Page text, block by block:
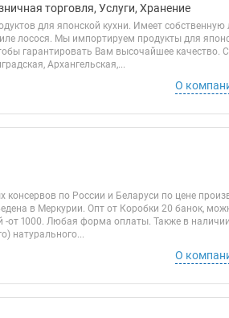
торговля, Услуги, Хранение
для японской кухни. Имеет собственную
лосося. Мы импортируем продукты для
гарантировать Вам высочайшее качество.
Архангельская,...
О
по России и Беларуси по цене
в Меркурии. Опт от Коробки 20 банок,
-от 1000. Любая форма оплаты. Также в
натурального...
О